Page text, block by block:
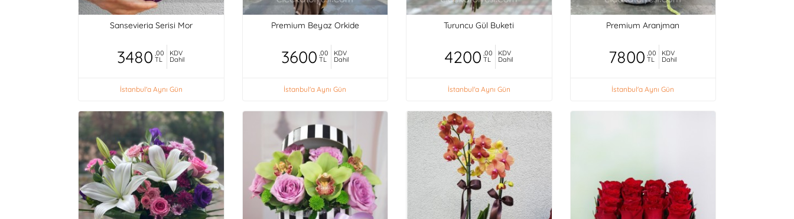
Sansevieria Serisi Mor
3480 ,00
TL
KDV
Dahil
İstanbul'a Aynı Gün
Premium Beyaz Orkide
3600 ,00
TL
KDV
Dahil
İstanbul'a Aynı Gün
Turuncu Gül Buketi
4200 ,00
TL
KDV
Dahil
İstanbul'a Aynı Gün
Premium Aranjman
7800 ,00
TL
KDV
Dahil
İstanbul'a Aynı Gün